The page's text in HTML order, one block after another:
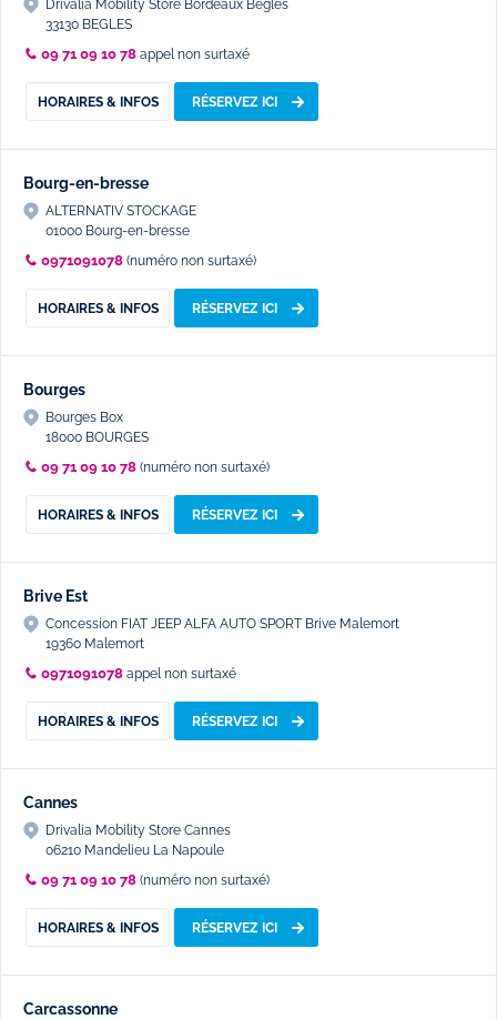
Drivalia Mobility Store Bordeaux Bègles
33130 BEGLES
09 71 09 10 78 appel non surtaxé
HORAIRES & INFOS RÉSERVEZ ICI
Bourg-en-bresse
ALTERNATIV STOCKAGE
01000 Bourg-en-bresse
0971091078 (numéro non surtaxé)
HORAIRES & INFOS RÉSERVEZ ICI
Bourges
Bourges Box
18000 BOURGES
09 71 09 10 78 (numéro non surtaxé)
HORAIRES & INFOS RÉSERVEZ ICI
Brive Est
Concession FIAT JEEP ALFA AUTO SPORT Brive Malemort
19360 Malemort
0971091078 appel non surtaxé
HORAIRES & INFOS RÉSERVEZ ICI
Cannes
Drivalia Mobility Store Cannes
06210 Mandelieu La Napoule
09 71 09 10 78 (numéro non surtaxé)
HORAIRES & INFOS RÉSERVEZ ICI
Carcassonne